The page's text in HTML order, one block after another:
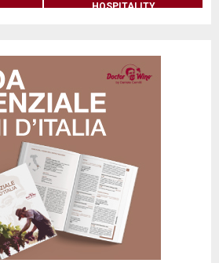
HOSPITALITY